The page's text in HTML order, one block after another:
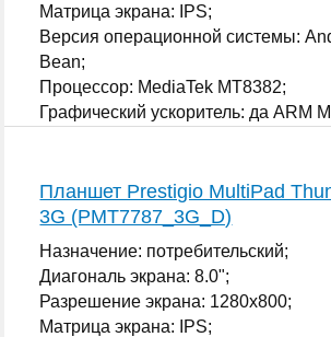
Матрица экрана: IPS;
Версия операционной системы:
Bean;
Процессор: MediaTek MT8382;
Графический ускоритель: да ARM
Планшет Prestigio MultiPad
3G (PMT7787_3G_D)
Назначение: потребительский;
Диагональ экрана: 8.0";
Разрешение экрана: 1280x800;
Матрица экрана: IPS;